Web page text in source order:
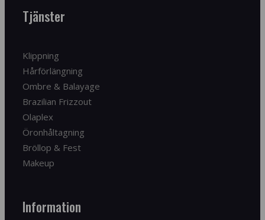
Tjänster
Klippning
Hårförlängning
Ombre & Balayage
Brazilian Frizzout
Olaplex
Öronhåltagning
Bröllop & Fest
Makeup
Information